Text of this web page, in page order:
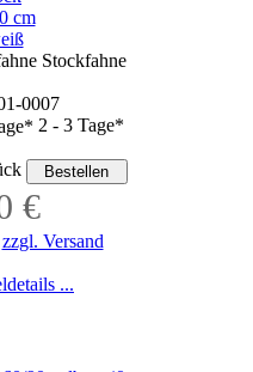
cm
Stockfahne
0007
2 - 3 Tage*
€
zzgl. Versand
...